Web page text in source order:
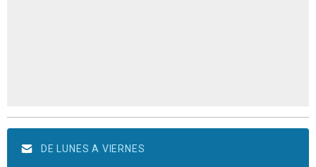
DE LUNES A VIERNES